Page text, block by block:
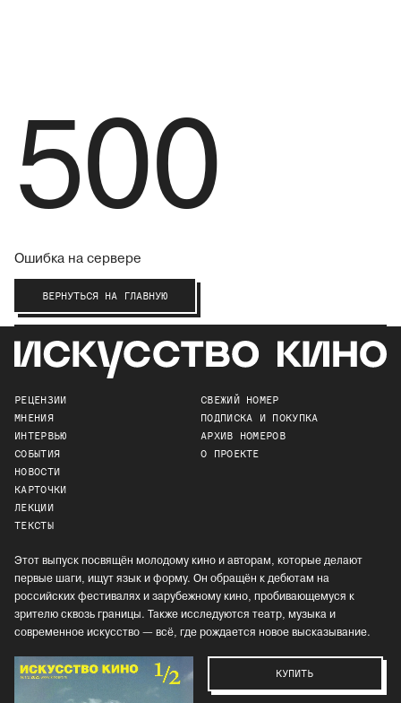
500
Ошибка на сервере
ВЕРНУТЬСЯ НА ГЛАВНУЮ
РЕЦЕНЗИИ
МНЕНИЯ
ИНТЕРВЬЮ
СОБЫТИЯ
НОВОСТИ
КАРТОЧКИ
ЛЕКЦИИ
ТЕКСТЫ
СВЕЖИЙ НОМЕР
ПОДПИСКА И ПОКУПКА
АРХИВ НОМЕРОВ
О ПРОЕКТЕ
Этот выпуск посвящён молодому кино и авторам, которые делают
первые шаги, ищут язык и форму. Он обращён к дебютам на
российских фестивалях и зарубежному кино, пробивающемуся к
зрителю сквозь границы. Также исследуются театр, музыка и
современное искусство — всё, где рождается новое высказывание.
КУПИТЬ